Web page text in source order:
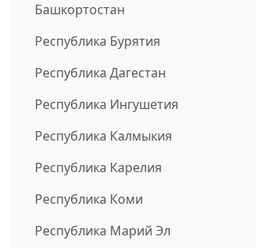
Башкортостан
Республика Бурятия
Республика Дагестан
Республика Ингушетия
Республика Калмыкия
Республика Карелия
Республика Коми
Республика Марий Эл